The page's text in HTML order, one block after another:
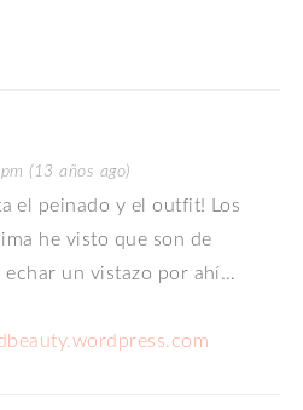
(13 años ago)
el peinado y el outfit! Los
he visto que son de
echar un vistazo por ahí…